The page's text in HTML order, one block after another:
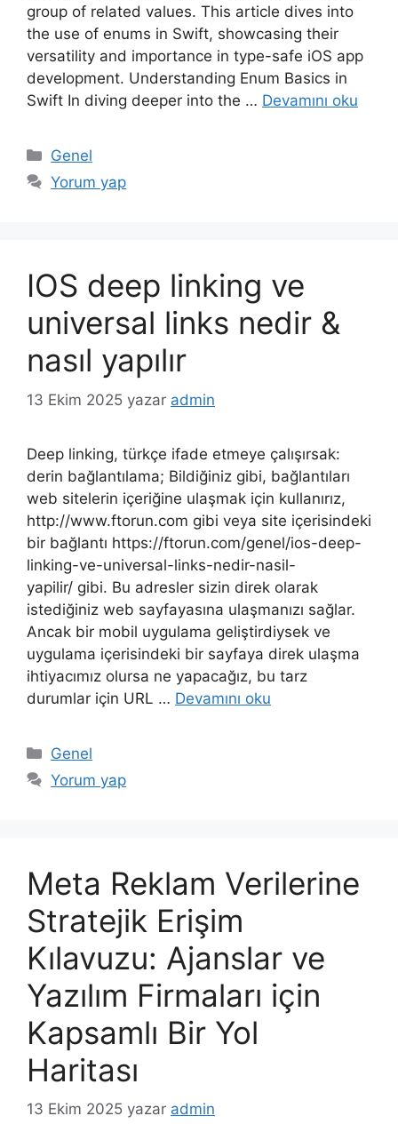
group of related values. This article dives into
the use of enums in Swift, showcasing their
versatility and importance in type-safe iOS app
development. Understanding Enum Basics in
Swift In diving deeper into the … Devamını oku
Kategoriler
Genel
Yorum yap
IOS deep linking ve
universal links nedir &
nasıl yapılır
13 Ekim 2025 yazar admin
Deep linking, türkçe ifade etmeye çalışırsak:
derin bağlantılama; Bildiğiniz gibi, bağlantıları
web sitelerin içeriğine ulaşmak için kullanırız,
http://www.ftorun.com gibi veya site içerisindeki
bir bağlantı https://ftorun.com/genel/ios-deep-
linking-ve-universal-links-nedir-nasil-
yapilir/ gibi. Bu adresler sizin direk olarak
istediğiniz web sayfayasına ulaşmanızı sağlar.
Ancak bir mobil uygulama geliştirdiysek ve
uygulama içerisindeki bir sayfaya direk ulaşma
ihtiyacımız olursa ne yapacağız, bu tarz
durumlar için URL … Devamını oku
Kategoriler
Genel
Yorum yap
Meta Reklam Verilerine
Stratejik Erişim
Kılavuzu: Ajanslar ve
Yazılım Firmaları için
Kapsamlı Bir Yol
Haritası
13 Ekim 2025 yazar admin